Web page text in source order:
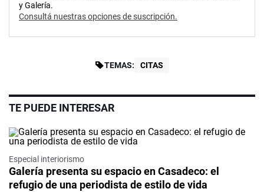
y Galería.
Consultá nuestras opciones de suscripción.
TEMAS: CITAS
TE PUEDE INTERESAR
Especial interiorismo
Galería presenta su espacio en Casadeco: el
refugio de una periodista de estilo de vida